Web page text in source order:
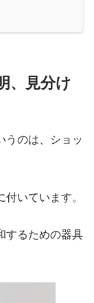
、見分け
うのは、ショッ
いています。
するための器具